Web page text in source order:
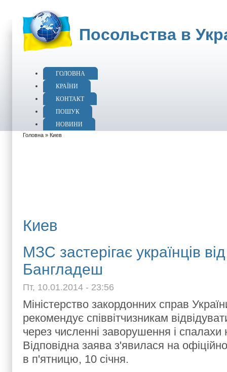
Посольства в
ГОЛОВНА
КРАЇНИ
КОНТАКТ
ПОШУК
НОВИНИ
Головна » Киев
Киев
МЗС застерігає українців
Бангладеш
Пт, 10.01.2014 - 23:56
Міністерство закордонних справ
рекомендує співвітчизникам
через численні заворушення і спалахи
Відповідна заява з'явилася на
в п'ятницю, 10 січня.